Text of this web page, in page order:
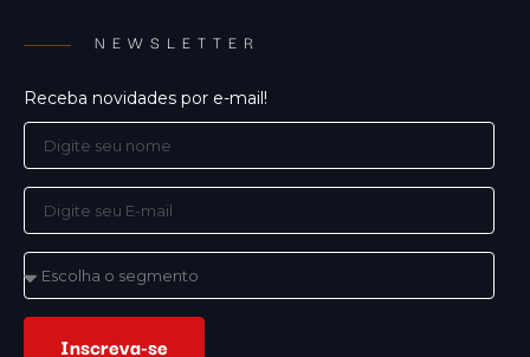
NEWSLETTER
Receba novidades por e-mail!
Inscreva-se